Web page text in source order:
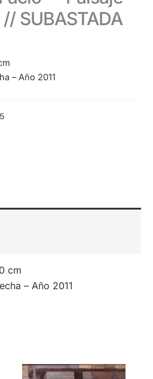
SUBASTADA
– Año 2011
cm
– Año 2011